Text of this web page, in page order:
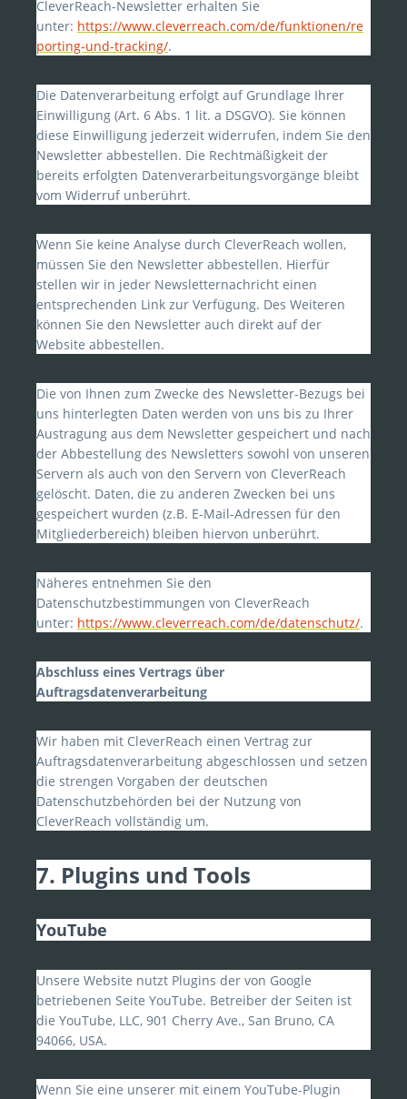
CleverReach-Newsletter erhalten Sie
unter: https://www.cleverreach.com/de/funktionen/re
porting-und-tracking/.
Die Datenverarbeitung erfolgt auf Grundlage Ihrer
Einwilligung (Art. 6 Abs. 1 lit. a DSGVO). Sie können
diese Einwilligung jederzeit widerrufen, indem Sie den
Newsletter abbestellen. Die Rechtmäßigkeit der
bereits erfolgten Datenverarbeitungsvorgänge bleibt
vom Widerruf unberührt.
Wenn Sie keine Analyse durch CleverReach wollen,
müssen Sie den Newsletter abbestellen. Hierfür
stellen wir in jeder Newsletternachricht einen
entsprechenden Link zur Verfügung. Des Weiteren
können Sie den Newsletter auch direkt auf der
Website abbestellen.
Die von Ihnen zum Zwecke des Newsletter-Bezugs bei
uns hinterlegten Daten werden von uns bis zu Ihrer
Austragung aus dem Newsletter gespeichert und nach
der Abbestellung des Newsletters sowohl von unseren
Servern als auch von den Servern von CleverReach
gelöscht. Daten, die zu anderen Zwecken bei uns
gespeichert wurden (z.B. E-Mail-Adressen für den
Mitgliederbereich) bleiben hiervon unberührt.
Näheres entnehmen Sie den
Datenschutzbestimmungen von CleverReach
unter: https://www.cleverreach.com/de/datenschutz/.
Abschluss eines Vertrags über
Auftragsdatenverarbeitung
Wir haben mit CleverReach einen Vertrag zur
Auftragsdatenverarbeitung abgeschlossen und setzen
die strengen Vorgaben der deutschen
Datenschutzbehörden bei der Nutzung von
CleverReach vollständig um.
7. Plugins und Tools
YouTube
Unsere Website nutzt Plugins der von Google
betriebenen Seite YouTube. Betreiber der Seiten ist
die YouTube, LLC, 901 Cherry Ave., San Bruno, CA
94066, USA.
Wenn Sie eine unserer mit einem YouTube-Plugin